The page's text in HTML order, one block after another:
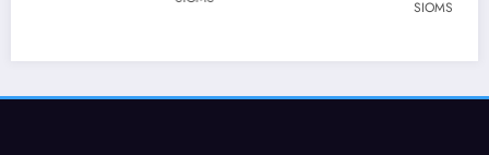
que
a a
ita
r
os
cirur
giões
SIOMS